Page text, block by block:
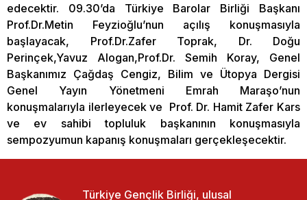
edecektir. 09.30’da Türkiye Barolar Birliği Başkanı
Prof.Dr.Metin Feyzioğlu’nun açılış konuşmasıyla
başlayacak, Prof.Dr.Zafer Toprak, Dr. Doğu
Perinçek,Yavuz Alogan,Prof.Dr. Semih Koray, Genel
Başkanımız Çağdaş Cengiz, Bilim ve Ütopya Dergisi
Genel Yayın Yönetmeni Emrah Maraşo’nun
konuşmalarıyla ilerleyecek ve Prof. Dr. Hamit Zafer Kars
ve ev sahibi topluluk başkanının konuşmasıyla
sempozyumun kapanış konuşmaları gerçekleşecektir.
Türkiye Gençlik Birliği, ulusal